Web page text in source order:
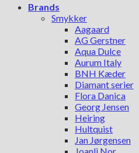
Brands
Smykker
Aagaard
AG Gerstner
Aqua Dulce
Aurum Italy
BNH Kæder
Diamant serier
Flora Danica
Georg Jensen
Heiring
Hultquist
Jan Jørgensen